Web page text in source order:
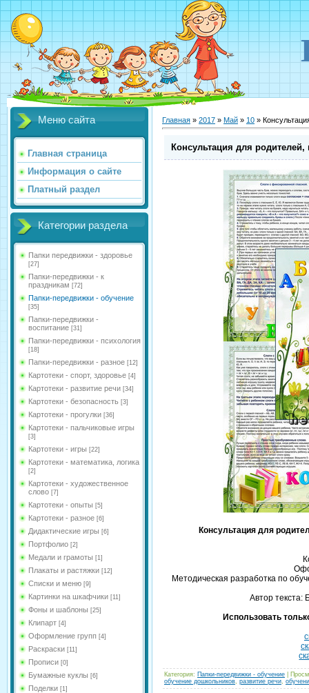
Меню сайта
Главная страница
Информация о сайте
Платный раздел
Категории раздела
Папки передвижки - здоровье
[27]
Папки-передвижки - к
праздникам [72]
Папки-передвижки - обучение
[35]
Папки-передвижки -
воспитание [31]
Папки-передвижки - психология
[18]
Папки-передвижки - разное [12]
Картотеки - спорт, здоровье [4]
Картотеки - развитие речи [34]
Картотеки - безопасность [3]
Картотеки - прогулки [36]
Картотеки - пальчиковые игры
[3]
Картотеки - игры [22]
Картотеки - математика, логика
[2]
Картотеки - художественное
слово [7]
Картотеки - опыты [5]
Картотеки - разное [6]
Дидактические игры [6]
Портфолио [2]
Медали и грамоты [1]
Плакаты и растяжки [12]
Списки и меню [9]
Картинки на шкафчики [11]
Фоны и шаблоны [25]
Клипарт [4]
Оформление групп [4]
Раскраски [11]
Прописи [0]
Бумажные куклы [6]
Поделки [1]
Главная » 2017 » Май » 10 »
Консультация для родителей,
Консультация для
Методическая разработка по
Автор текста:
Использовать
Категория: Папки-передвижки - обучение
обучение дошкольников, развитие речи,